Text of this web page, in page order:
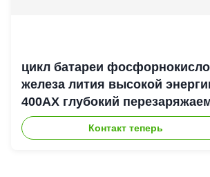
цикл батареи
железа лития высокой
400АХ глубокий
Контакт теперь